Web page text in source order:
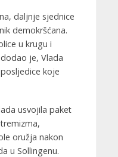
daljnje sjednice
demokršćana.
u krugu i
je, Vlada
koje
usvojila paket
oružja nakon
u Sollingenu.